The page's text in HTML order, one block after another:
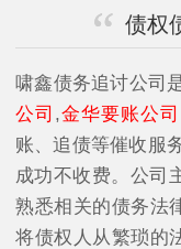
债权
啸鑫债务追讨公司
公司 ,金华要账公司
账、追债等催收服
成功不收费。公司
熟悉相关的债务法
将债权人从繁琐的